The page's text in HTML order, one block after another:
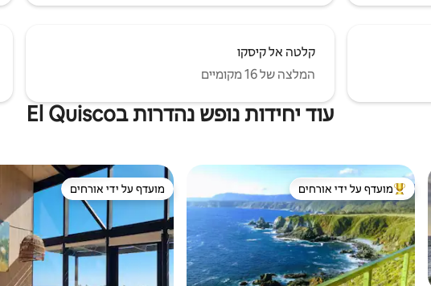
קלטה אל קיסקו
המלצה של 16 מקומיים
עוד יחידות נופש נהדרות בEl Quisco
מוביל בקרב נכסים מועדפים על ידי אורחים
מועדף על ידי אורחים מועדף על ידי אורחים
מועדף על ידי אורחים